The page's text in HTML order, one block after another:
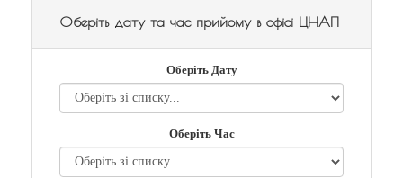
Оберіть дату та час прийому в офісі ЦНАП
Оберіть Дату
Оберіть Час